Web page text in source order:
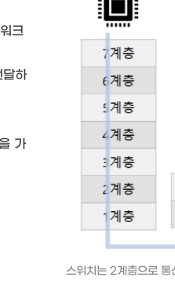
크
하
가
스위치는 2계층으로 통